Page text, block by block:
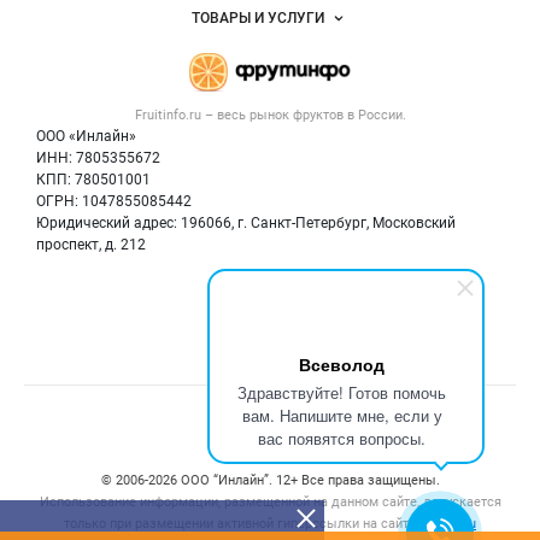
Всеволод
Здравствуйте! Готов помочь
вам. Напишите мне, если у
вас появятся вопросы.
Fruitinfo.ru – весь рынок фруктовв России.
ООО «Инлайн»
ИНН: 7805355672
КПП: 780501001
ОГРН: 1047855085442
Юридический адрес: 196066, г. Санкт-Петербург, Московский
проспект, д. 212
Размещение рекламы
Публичная оферта
Контактная информация
Политика обработки персональных данных
Объявления
Новости рынка
ТОВАРЫ И УСЛУГИ
Готовая продукция
Овощи
Фрукты
Добавить объявление
Счетчики, авторское право, логотипы
© 2006‑2026 ООО “Инлайн”. 12+ Все права защищены.
Использование информации, размещенной на данном сайте, допускается
только при размещении активной гиперссылки на сайт
fruitinfo.ru